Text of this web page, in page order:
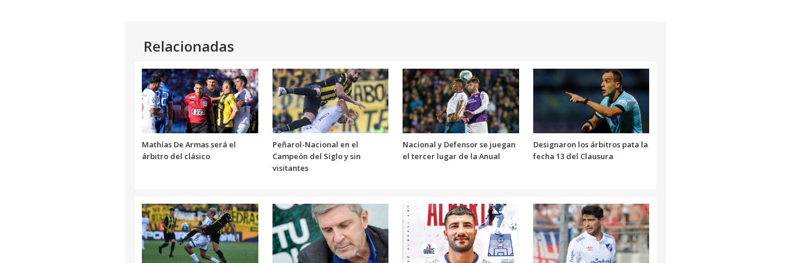
Relacionadas
Mathías De Armas será el
árbitro del clásico
Peñarol-Nacional en el
Campeón del Siglo y sin
visitantes
Nacional y Defensor se juegan
el tercer lugar de la Anual
Designaron los árbitros pata la
fecha 13 del Clausura